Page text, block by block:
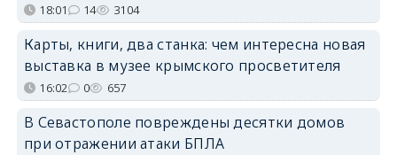
18:01 14 3104
Карты, книги, два станка: чем интересна новая
выставка в музее крымского просветителя
16:02 0 657
В Севастополе повреждены десятки домов
при отражении атаки БПЛА